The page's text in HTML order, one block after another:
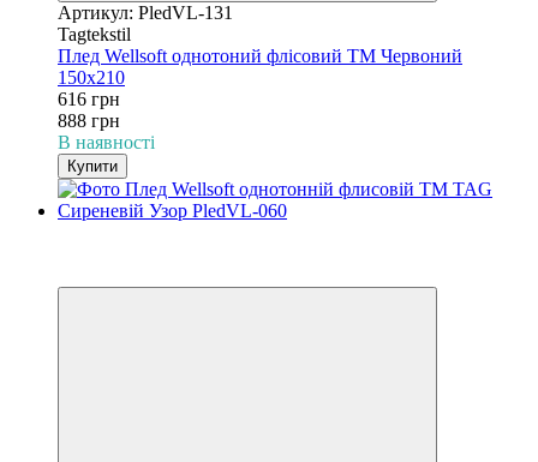
Артикул: PledVL-131
Tagtekstil
Плед Wellsoft однотоний флісовий ТМ Червоний
150х210
616 грн
888 грн
В наявності
Купити